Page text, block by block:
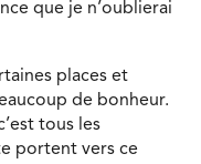
que je n’oublierai
places et
de bonheur.
tous les
portent vers ce